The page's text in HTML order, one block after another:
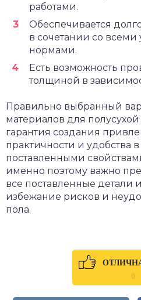
работами.
Обеспечивается
в сочетании со
нормами.
Есть возможность
толщиной в
Правильно выбранный
материалов для полусухой
гарантия создания
практичности и удобства
поставленными
именно поэтому важно
все поставленные детали
избежание рисков и
пола.
0